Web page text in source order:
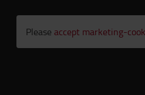
Please accept marketing-